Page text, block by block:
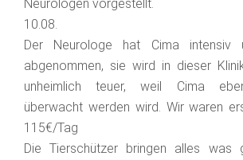
Neurologen vorgestellt.
10.08.
Der Neurologe hat Cima intensiv
abgenommen, sie wird in dieser
unheimlich teuer, weil Cima
überwacht werden wird. Wir waren
115€/Tag
Die Tierschützer bringen alles was